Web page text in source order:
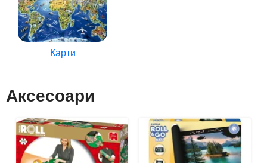
Карти
Аксесоари